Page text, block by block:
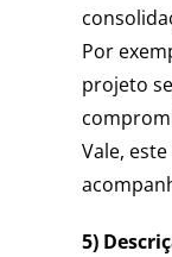
Por
projeto
Vale,
5)